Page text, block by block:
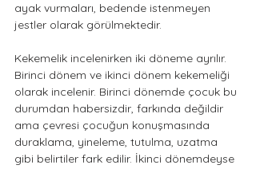
ayak vurmaları, bedende istenmeyen
jestler olarak görülmektedir.
Kekemelik incelenirken iki döneme ayrılır.
Birinci dönem ve ikinci dönem kekemeliği
olarak incelenir. Birinci dönemde çocuk bu
durumdan habersizdir, farkında değildir
ama çevresi çocuğun konuşmasında
duraklama, yineleme, tutulma, uzatma
gibi belirtiler fark edilir. İkinci dönemdeyse